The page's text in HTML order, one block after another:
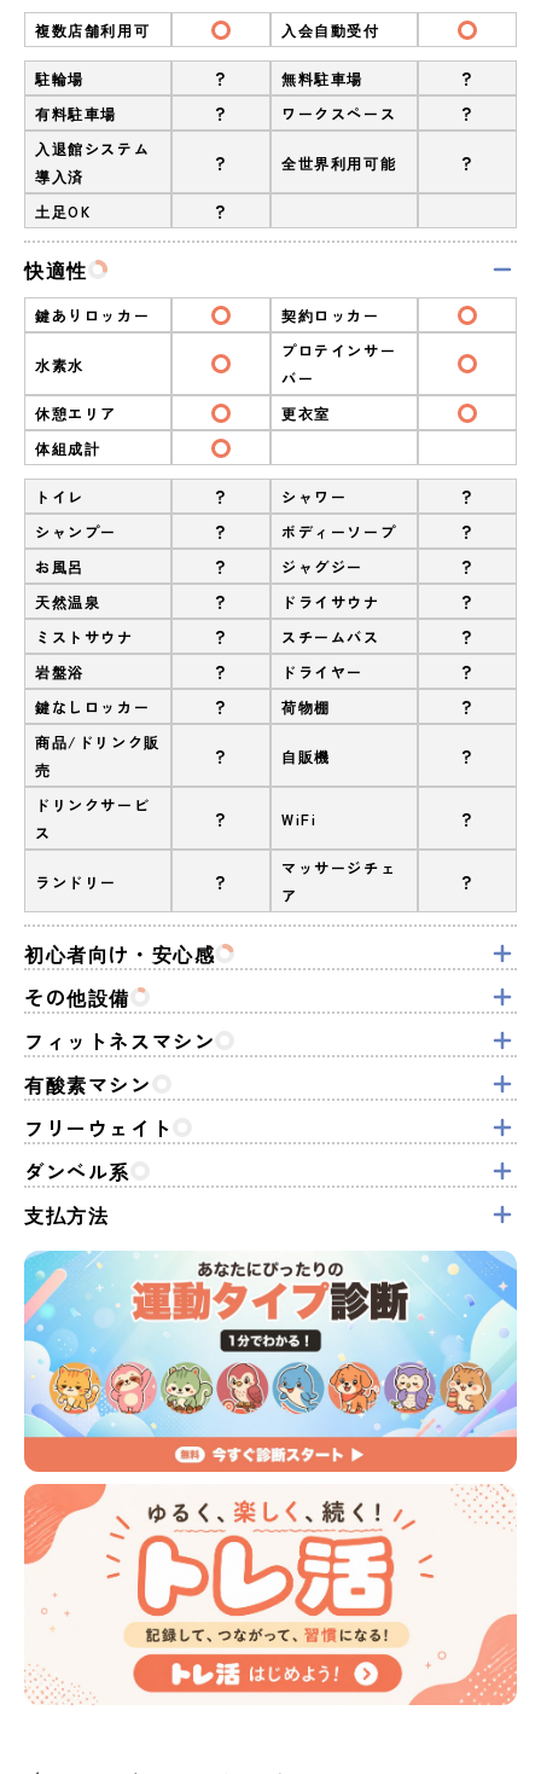
複数店舗利用可 入会自動受付
駐輪場 ? 無料駐車場 ?
有料駐車場 ? ワークスペース ?
入退館システム
導入済
? 全世界利用可能 ?
土足OK ?
快適性
鍵ありロッカー 契約ロッカー
水素水
プロテインサー
バー
休憩エリア
更衣室
体組成計
トイレ ? シャワー ?
シャンプー ? ボディーソープ ?
お風呂 ? ジャグジー ?
天然温泉 ? ドライサウナ ?
ミストサウナ ? スチームバス ?
岩盤浴 ? ドライヤー ?
鍵なしロッカー ? 荷物棚 ?
商品/ドリンク販
売
? 自販機 ?
ドリンクサービ
ス
? WiFi ?
ランドリー ?
マッサージチェ
ア
?
初心者向け・安心感
その他設備
フィットネスマシン
有酸素マシン
フリーウェイト
ダンベル系
支払方法